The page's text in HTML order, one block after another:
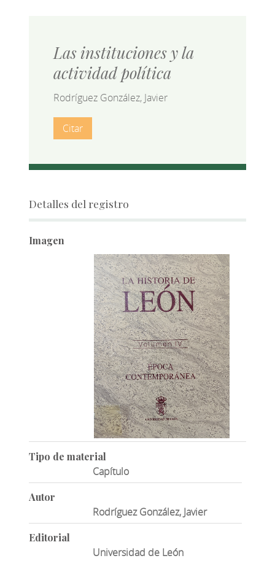
Las instituciones y la
actividad política
Rodríguez González, Javier
Citar
Detalles del registro
Imagen
Tipo de material
Capítulo
Autor
Rodríguez González, Javier
Editorial
Universidad de León